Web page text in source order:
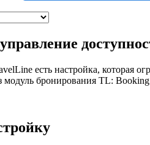
есть настройка, которая
модуль бронирования TL: